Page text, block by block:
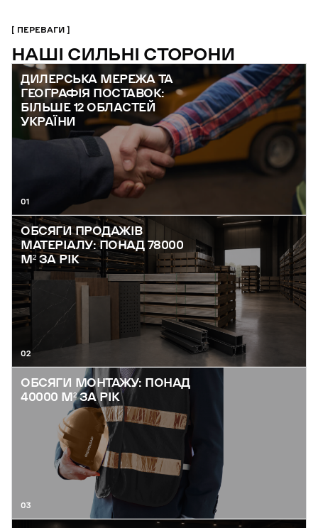
ПЕРЕВАГИ
НАШІ СИЛЬНІ СТОРОНИ
ДИЛЕРСЬКА МЕРЕЖА ТА
ГЕОГРАФІЯ ПОСТАВОК:
БІЛЬШЕ 12 ОБЛАСТЕЙ
УКРАЇНИ
01
ОБСЯГИ ПРОДАЖІВ
МАТЕРІАЛУ: ПОНАД 78000
М² ЗА РІК
02
ОБСЯГИ МОНТАЖУ: ПОНАД
40000 М² ЗА РІК
03